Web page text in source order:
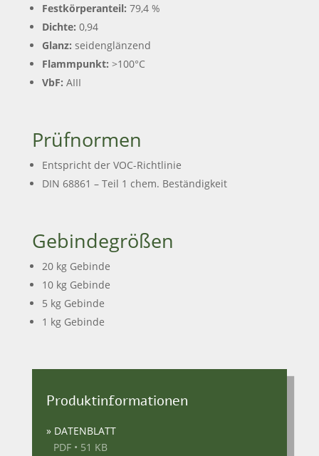
Festkörperanteil: 79,4 %
Dichte: 0,94
Glanz: seidenglänzend
Flammpunkt: >100°C
VbF: AIII
Prüfnormen
Entspricht der VOC-Richtlinie
DIN 68861 – Teil 1 chem. Beständigkeit
Gebindegrößen
20 kg Gebinde
10 kg Gebinde
5 kg Gebinde
1 kg Gebinde
Produktinformationen
» DATENBLATT
PDF • 51 KB